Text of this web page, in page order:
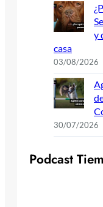
y
casa
03/08/2026
30/07/2026
Podcast Tiem